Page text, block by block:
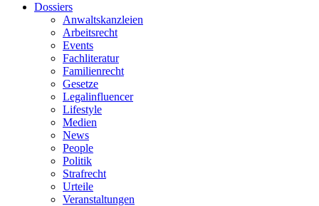
Dossiers
Anwaltskanzleien
Arbeitsrecht
Events
Fachliteratur
Familienrecht
Gesetze
Legalinfluencer
Lifestyle
Medien
News
People
Politik
Strafrecht
Urteile
Veranstaltungen